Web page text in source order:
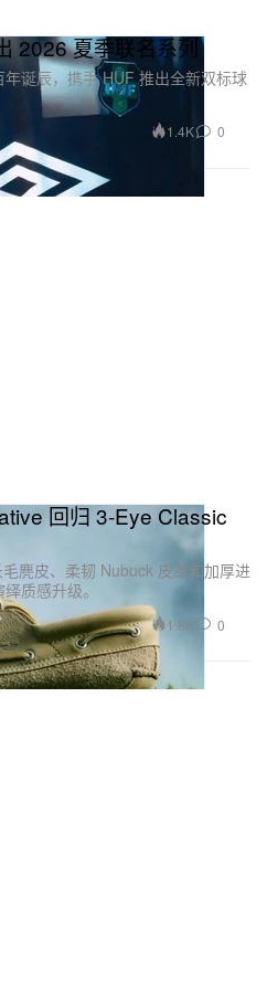
2026 夏季联名系列
诞辰，携手 HUF 推出全新双标球
1.4K 0
回归 3‑Eye Classic
麂皮、柔韧 Nubuck 皮革和加厚进
质感升级。
1.8K 0